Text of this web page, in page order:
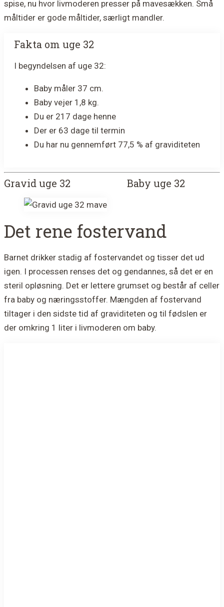
spise, nu hvor livmoderen presser på mavesækken. Små
måltider er gode måltider, særligt mandler.
Fakta om uge 32
I begyndelsen af uge 32:
Baby måler 37 cm.
Baby vejer 1,8 kg.
Du er 217 dage henne
Der er 63 dage til termin
Du har nu gennemført 77,5 % af graviditeten
Gravid uge 32 Baby uge 32
Det rene fostervand
Barnet drikker stadig af fostervandet og tisser det ud
igen. I processen renses det og gendannes, så det er en
steril opløsning. Det er lettere grumset og består af celler
fra baby og næringsstoffer. Mængden af fostervand
tiltager i den sidste tid af graviditeten og til fødslen er
der omkring 1 liter i livmoderen om baby.